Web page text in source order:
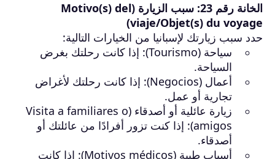
الخانة رقم 23: سبب الزيارة (Motivo(s) del
viaje/Objet(s) du voyage)
حدد سبب زيارتك لإسبانيا من الخيارات التالية:
سياحة (Tourismo): إذا كانت رحلتك بغرض
السياحة.
أعمال (Negocios): إذا كانت رحلتك لأغراض
تجارية أو عمل.
زيارة عائلية أو أصدقاء (Visita a familiares o
amigos): إذا كنت تزور أفرادًا من عائلتك أو
أصدقاء.
أسباب طبية (Motivos médicos): إذا كانت